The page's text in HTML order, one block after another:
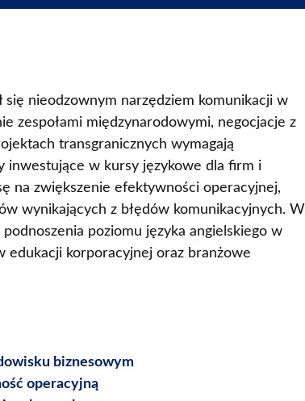
się nieodzownym narzędziem komunikacji w
zespołami międzynarodowymi, negocjacje z
transgranicznych wymagają
inwestujące w kursy językowe dla firm i
na zwiększenie efektywności operacyjnej,
wynikających z błędów komunikacyjnych. W
poziomu języka angielskiego w
edukacji korporacyjnej oraz branżowe
biznesowym
operacyjną